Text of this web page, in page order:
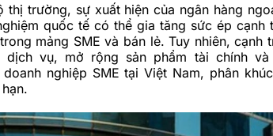
thị trường, sự xuất hiện của ngân hàng
quốc tế có thể gia tăng sức ép cạnh
mảng SME và bán lẻ. Tuy nhiên, cạnh
dịch vụ, mở rộng sản phẩm tài chính
nghiệp SME tại Việt Nam, phân